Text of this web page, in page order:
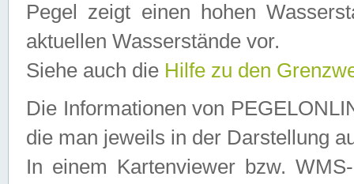
Pegel zeigt einen hohen
aktuellen Wasserstände vor.
Siehe auch die Hilfe zu den
Die Informationen von
die man jeweils in der Darstellung
In einem Kartenviewer bzw.